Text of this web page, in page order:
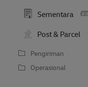
Sementara
Post & Parcel
Pengiriman
Operasional